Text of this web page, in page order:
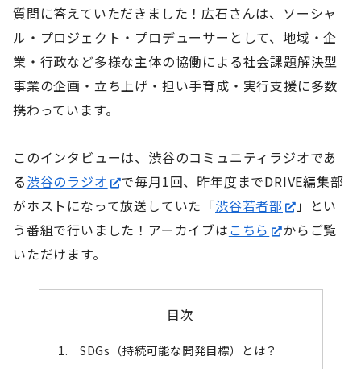
質問に答えていただきました！広石さんは、ソーシャ
ル・プロジェクト・プロデューサーとして、地域・企
業・行政など多様な主体の協働による社会課題解決型
事業の企画・立ち上げ・担い手育成・実行支援に多数
携わっています。
このインタビューは、渋谷のコミュニティラジオであ
る渋谷のラジオ
で毎月1回、昨年度までDRIVE編集部
がホストになって放送していた「渋谷若者部
」とい
う番組で行いました！アーカイブはこちら
からご覧
いただけます。
目次
SDGs（持続可能な開発目標）とは？